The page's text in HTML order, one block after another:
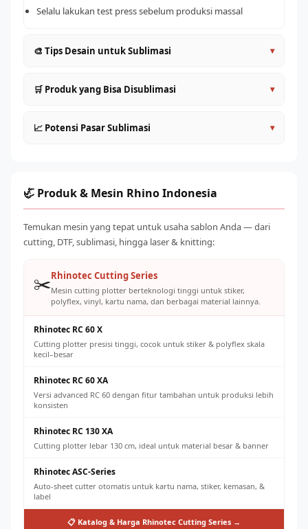
Selalu lakukan test press sebelum produksi massal
🎨 Tips Desain untuk Sublimasi ▾
yang lebih akurat
menghindari pinggiran putih
Simpan dalam format TIFF atau PDF untuk kualitas cetak
terbaik
🛒 Produk yang Bisa Disublimasi ▾
tim)
Tote bag, case HP, bantal, selimut fleece
Produk korporat: ID card holder, lanyard, merchandise
kantor
📈 Potensi Pasar Sublimasi ▾
gathering), korporat (merchandise promosi), dan personal
🦏 Produk & Mesin Rhino Indonesia
Temukan mesin yang tepat untuk usaha sablon Anda — dari
cutting, DTF, sublimasi, hingga laser & knitting:
✂️Rhinotec Cutting Series
Mesin cutting plotter berteknologi tinggi untuk stiker,
polyflex, vinyl, kartu nama, dan berbagai material lainnya.
Rhinotec RC 60 X
Cutting plotter presisi tinggi, cocok untuk stiker & polyflex skala
kecil–besar
Rhinotec RC 60 XA
Versi advanced RC 60 dengan fitur tambahan untuk produksi lebih
konsisten
Rhinotec RC 130 XA
Cutting plotter lebar 130 cm, ideal untuk material besar & banner
Rhinotec ASC-Series
Auto-sheet cutter otomatis untuk kartu nama, stiker, kemasan, &
label
📋 Katalog & Harga Rhinotec Cutting Series →